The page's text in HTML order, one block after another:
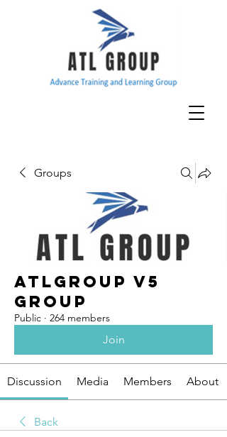
Groups
ATLGroup v5
Group
Public · 264 members
Join
Discussion Media Members About
Back